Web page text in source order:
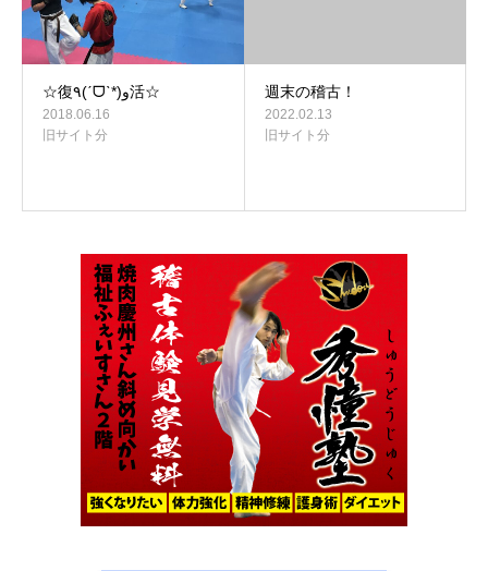
☆復٩(ˊᗜˋ*)و活☆
2018.06.16
旧サイト分
週末の稽古！
2022.02.13
旧サイト分